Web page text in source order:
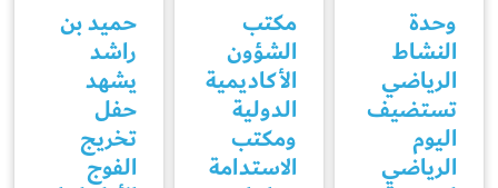
وحدة
النشاط
الرياضي
تستضيف
اليوم
الرياضي
مكتب
الشؤون
الأكاديمية
الدولية
ومكتب
الاستدامة
حميد بن
راشد
يشهد
حفل
تخريج
الفوج